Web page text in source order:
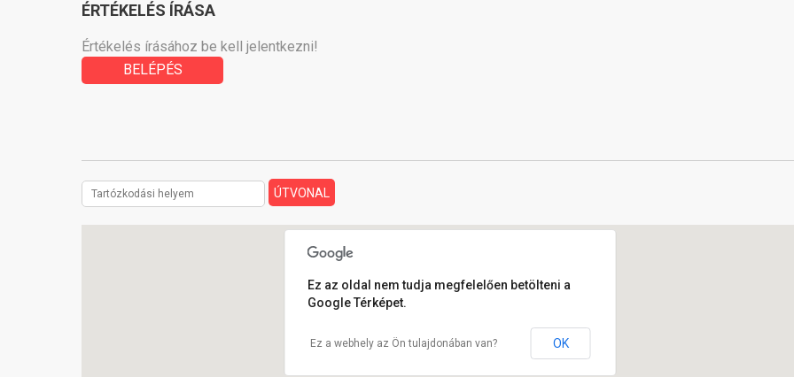
ÉRTÉKELÉS ÍRÁSA
Értékelés írásához be kell jelentkezni!
BELÉPÉS
Ez az oldal nem tudja megfelelően betölteni a
Google Térképet.
Ez a webhely az Ön tulajdonában van? OK